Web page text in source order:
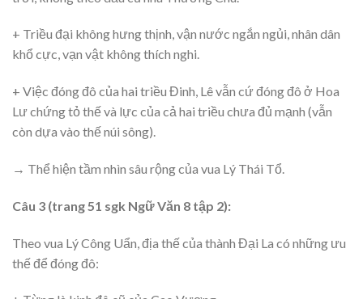
+ Triều đại không hưng thịnh, vận nước ngắn ngủi, nhân dân
khổ cực, vạn vật không thích nghi.
+ Việc đóng đô của hai triều Đinh, Lê vẫn cứ đóng đô ở Hoa
Lư chứng tỏ thế và lực của cả hai triều chưa đủ mạnh (vẫn
còn dựa vào thế núi sông).
→ Thể hiện tầm nhìn sâu rộng của vua Lý Thái Tổ.
Câu 3 (trang 51 sgk Ngữ Văn 8 tập 2):
Theo vua Lý Công Uẩn, địa thế của thành Đại La có những ưu
thế để đóng đô: